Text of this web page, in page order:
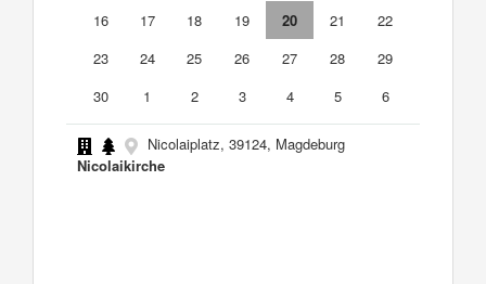
16
17 18 19 20 21
22
23
24 25 26 27 28
29
30
1 2 3 4 5 6
Nicolaiplatz, 39124, Magdeburg
Nicolaikirche